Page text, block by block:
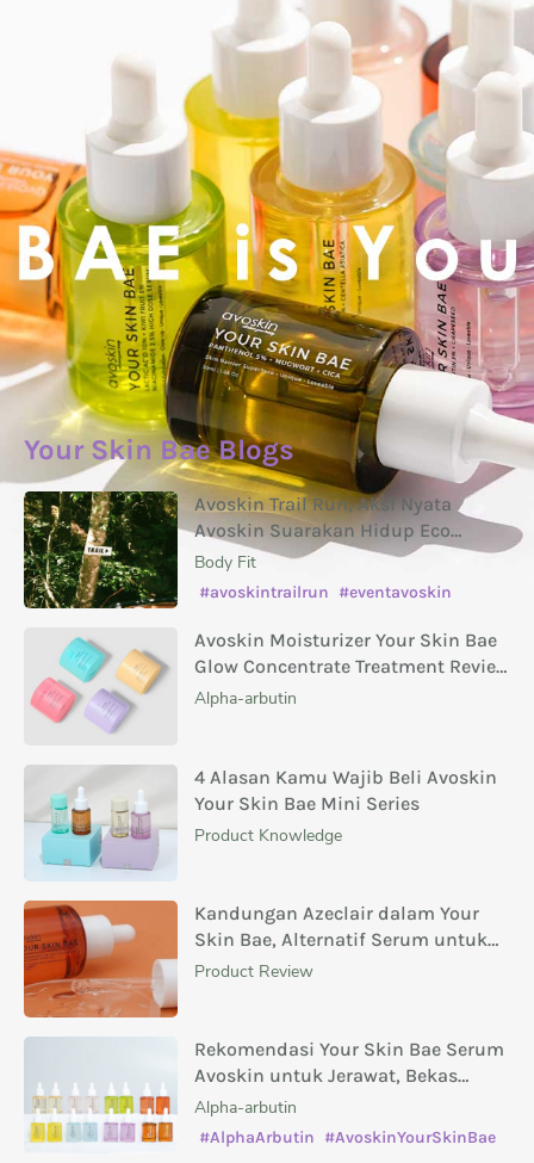
Your Skin Bae Blogs
Avoskin Trail Run, Aksi Nyata
Avoskin Suarakan Hidup Eco
Conscious
Body Fit
#avoskintrailrun #eventavoskin
Avoskin Moisturizer Your Skin Bae
Glow Concentrate Treatment Review
Masing-Masing Variannya
Alpha-arbutin
4 Alasan Kamu Wajib Beli Avoskin
Your Skin Bae Mini Series
Product Knowledge
Kandungan Azeclair dalam Your
Skin Bae, Alternatif Serum untuk
Menghilangkan Bekas Jerawat
Product Review
Rekomendasi Your Skin Bae Serum
Avoskin untuk Jerawat, Bekas
Jerawat, Kusam, dan Masalah Kulit
Lainnya
Alpha-arbutin
#AlphaArbutin #AvoskinYourSkinBae